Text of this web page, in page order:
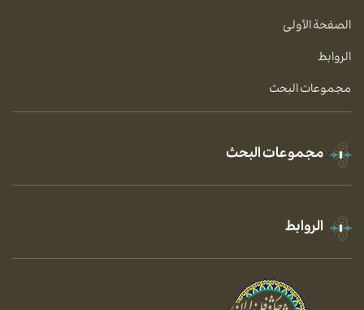
الصفحة الأولى
الروابط
مجموعات البحث
مجموعات البحث
الروابط